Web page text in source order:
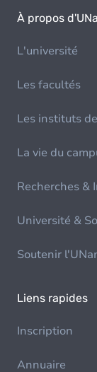
À propos
L'université
Les facultés
Les instituts
La vie du
Recherches &
Université &
Soutenir
Liens rapides
Inscription
Annuaire